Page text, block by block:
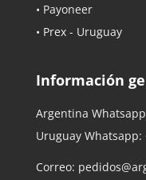
• Payoneer
• Prex - Uruguay
Información
Argentina
Uruguay Whatsapp:
Correo: